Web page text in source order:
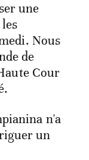
une
Nous
de
Cour
n'a
un